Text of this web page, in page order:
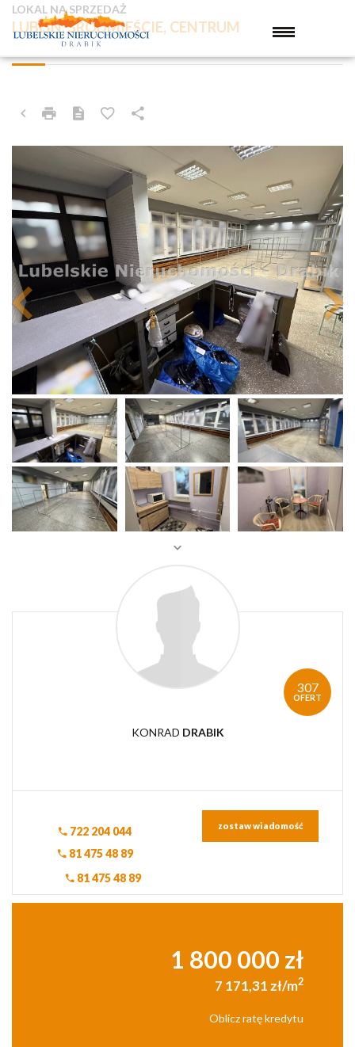
LUBLIN, ŚRÓDMIEŚCIE, CENTRUM
LOKAL NA SPRZEDAŻ
307
OFERT
KONRAD DRABIK
722 204 044
81 475 48 89
81 475 48 89
zostaw wiadomość
1 800 000 zł
7 171,31 zł/m2
Oblicz ratę kredytu